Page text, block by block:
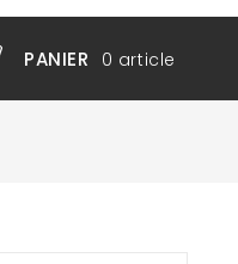
PANIER 0 article